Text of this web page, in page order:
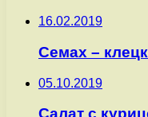
16.02.2019
Семах –
05.10.2019
Салат с